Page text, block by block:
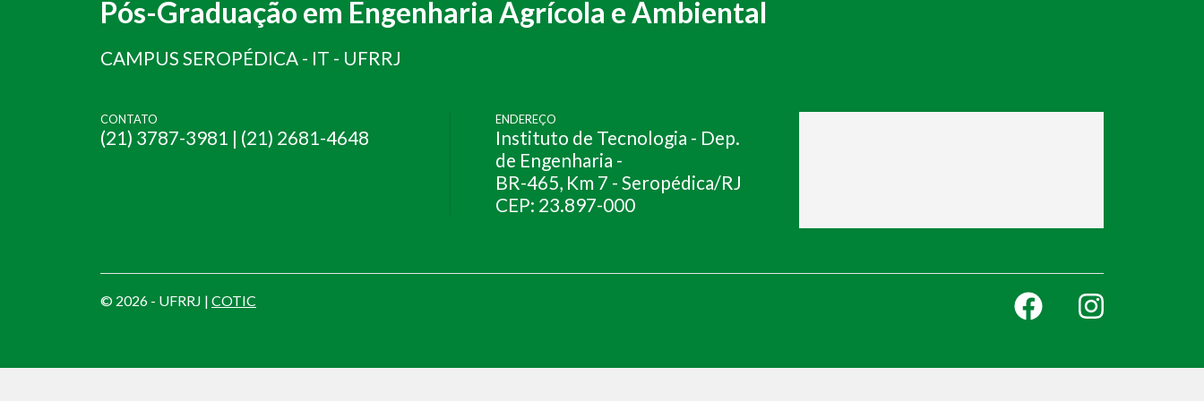
Pós-Graduação em Engenharia Agrícola e Ambiental
CAMPUS SEROPÉDICA - IT - UFRRJ
CONTATO
(21) 3787-3981 | (21) 2681-4648
ENDEREÇO
Instituto de Tecnologia - Dep.
de Engenharia -
BR-465, Km 7 - Seropédica/RJ
CEP: 23.897-000
© 2026 - UFRRJ | COTIC